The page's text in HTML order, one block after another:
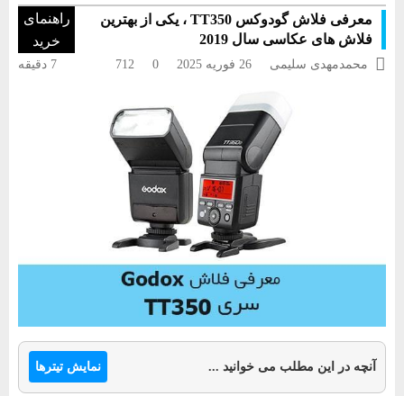
معرفی فلاش گودوکس‌ TT350 ، یکی از بهترین
فلاش های عکاسی سال 2019
راهنمای
خرید
 محمدمهدی سلیمی 26 فوریه 2025 0
712 7 دقیقه
آنچه در این مطلب می خوانید ... نمایش تیترها